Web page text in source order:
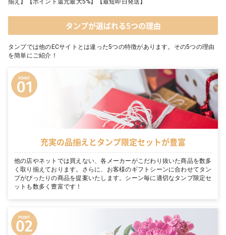
揃え】【ポイント還元最大5%】【最短即日発送】
タンプが選ばれる5つの理由
タンプでは他のECサイトとは違った5つの特徴があります。その5つの理由
を簡単にご紹介！
充実の品揃えとタンプ限定セットが豊富
他の店やネットでは買えない、各メーカーがこだわり抜いた商品を数多
く取り揃えております。さらに、お客様のギフトシーンに合わせてタン
プがぴったりの商品を提案いたします。シーン毎に適切なタンプ限定セ
ットも数多く豊富です！